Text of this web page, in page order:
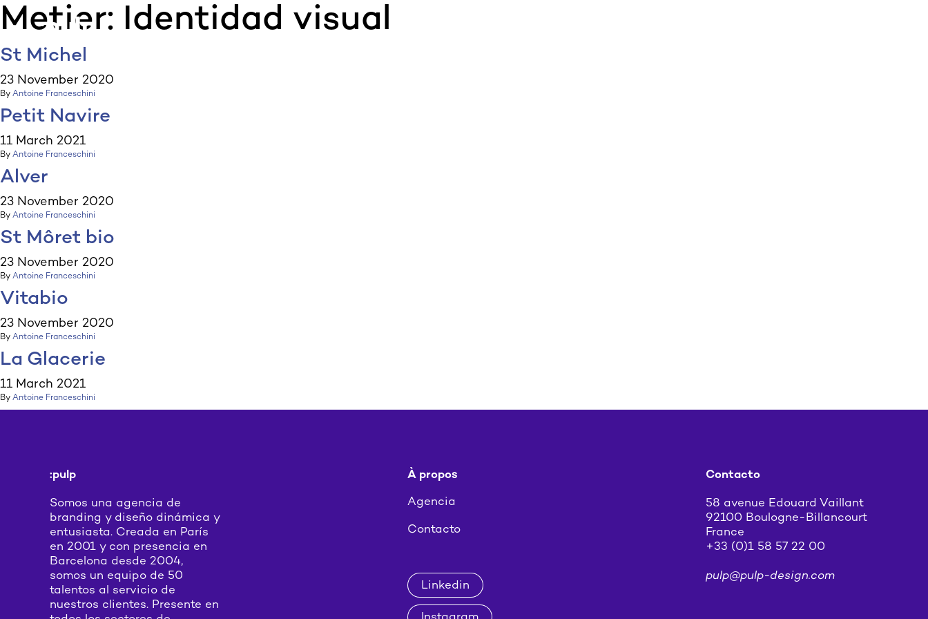
:pulp
Metier: Identidad visual
St Michel
23 November 2020
By Antoine Franceschini
Petit Navire
11 March 2021
By Antoine Franceschini
Alver
23 November 2020
By Antoine Franceschini
St Môret bio
23 November 2020
By Antoine Franceschini
Vitabio
23 November 2020
By Antoine Franceschini
La Glacerie
11 March 2021
By Antoine Franceschini
:pulp
Somos una agencia de
branding y diseño dinámica y
entusiasta. Creada en París
en 2001 y con presencia en
Barcelona desde 2004,
somos un equipo de 50
talentos al servicio de
nuestros clientes. Presente en
À propos
Agencia
Contacto
Linkedin
Contacto
58 avenue Edouard Vaillant
92100 Boulogne-Billancourt
France
+33 (0)1 58 57 22 00
pulp@pulp-design.com